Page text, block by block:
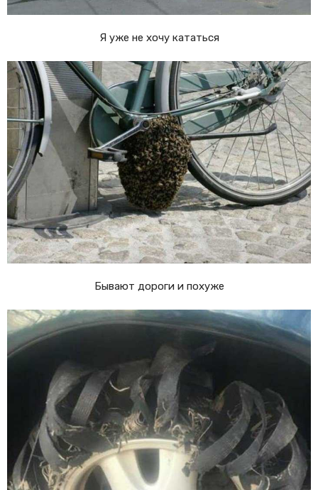
Я уже не хочу кататься
Бывают дороги и похуже